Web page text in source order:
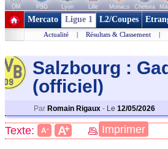
OM PSG Lyon Lille Monaco Chelsea
+ de clubs
Mercato Ligue 1 L2/Coupes
Actualité | Résultats & Classement |
Salzbourg :
(officiel)
Par Romain Rigaux - Le 12/05/2026
Texte: A- A+ Imprimer